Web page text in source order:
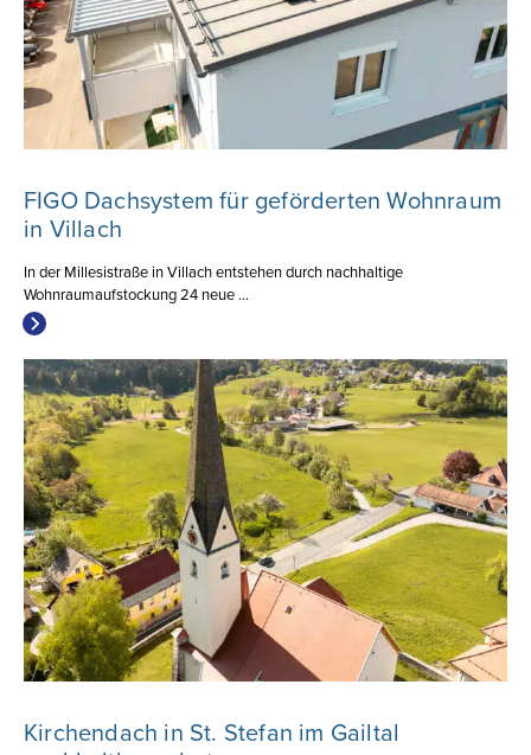
FIGO Dachsystem für geförderten Wohnraum
in Villach
In der Millesistraße in Villach entstehen durch nachhaltige
Wohnraumaufstockung 24 neue ...
Kirchendach in St. Stefan im Gailtal